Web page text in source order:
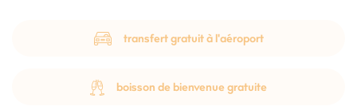
transfert gratuit à l'aéroport
boisson de bienvenue gratuite